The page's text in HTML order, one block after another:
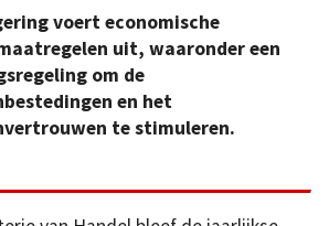
voert economische
uit, waaronder een
om de
en het
te stimuleren.